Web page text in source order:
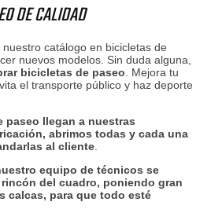
DE CALIDAD
catálogo en bicicletas de
nuevos modelos. Sin duda alguna,
bicicletas de paseo . Mejora tu
el transporte público y haz deporte
paseo llegan a nuestras
abrimos todas y cada una
al cliente
equipo de técnicos se
del cuadro, poniendo gran
calcas, para que todo esté